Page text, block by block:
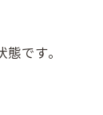
です。